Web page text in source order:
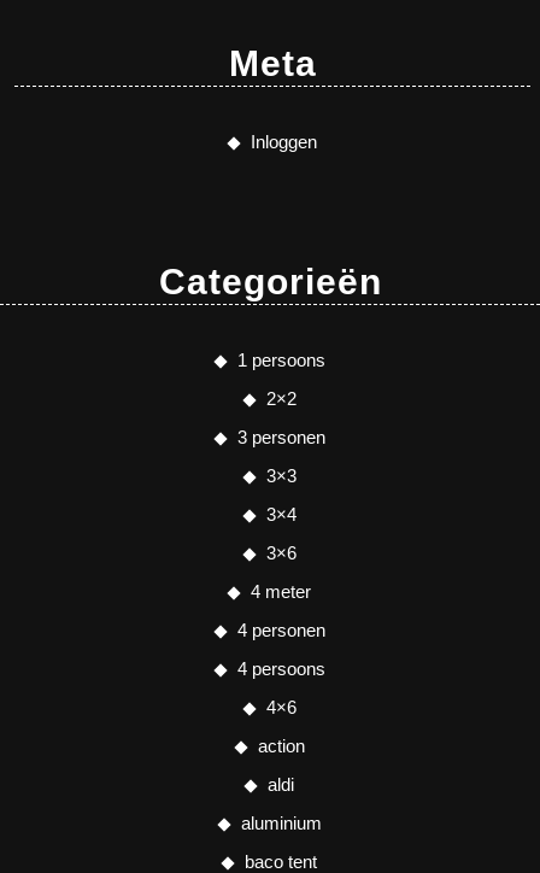
Meta
Inloggen
Categorieën
1 persoons
2×2
3 personen
3×3
3×4
3×6
4 meter
4 personen
4 persoons
4×6
action
aldi
aluminium
baco tent